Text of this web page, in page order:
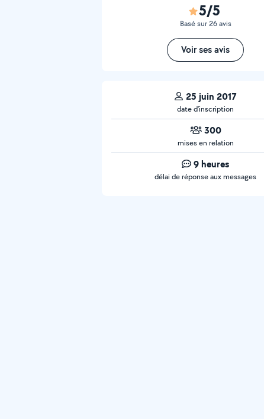
5/5
Basé sur 26 avis
Voir ses avis
25 juin 2017
date d’inscription
300
mises en relation
9 heures
délai de réponse aux messages